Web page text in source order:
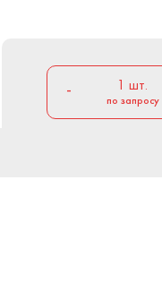
- 1 шт.
по запросу